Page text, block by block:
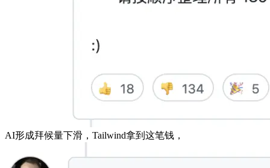
AI形成拜候量下滑，Tailwind拿到这笔钱，